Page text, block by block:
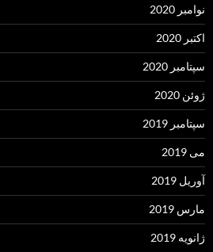
نوامبر 2020
اکتبر 2020
سپتامبر 2020
ژوئن 2020
سپتامبر 2019
می 2019
آوریل 2019
مارس 2019
ژانویه 2019